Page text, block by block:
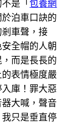
是「包養網
泊車口訣的
車聲，接
全帽的人朝
而是長長的
表情極度嚴
庫！罪大惡
大喊，聲音
只是垂直停